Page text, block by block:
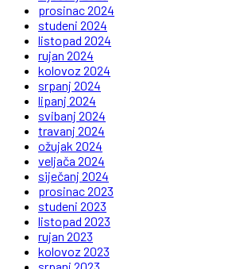
prosinac 2024
studeni 2024
listopad 2024
rujan 2024
kolovoz 2024
srpanj 2024
lipanj 2024
svibanj 2024
travanj 2024
ožujak 2024
veljača 2024
siječanj 2024
prosinac 2023
studeni 2023
listopad 2023
rujan 2023
kolovoz 2023
srpanj 2023